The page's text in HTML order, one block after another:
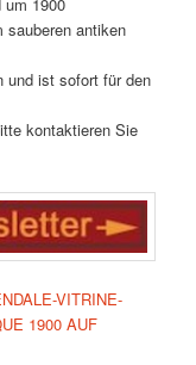
sauberen antiken
und ist sofort für den
kontaktieren Sie
VITRINE-
1900 AUF